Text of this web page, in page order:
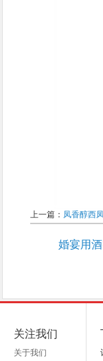
上一篇： 凤香醇西
婚宴用
关注我们
关于我们